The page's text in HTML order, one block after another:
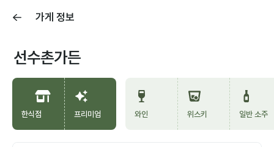
가게 정보
선수촌가든
한식점 프리미엄 와인 위스키 일반 소주